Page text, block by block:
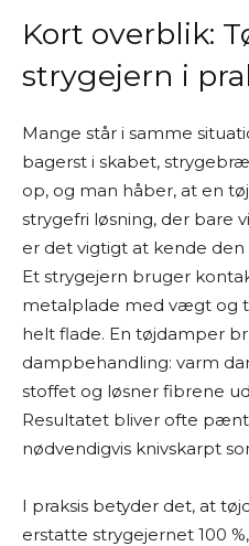
Kort overblik:
strygejern i
Mange står i samme
bagerst i skabet,
op, og man håber, at en
strygefri løsning, der bare
er det vigtigt at kende
Et strygejern bruger
metalplade med vægt og
helt flade. En tøjdamper
dampbehandling: varm
stoffet og løsner fibrene
Resultatet bliver ofte
nødvendigvis knivskarpt
I praksis betyder det, at
erstatte strygejernet 100